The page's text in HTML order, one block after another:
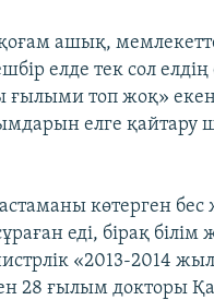
ашық,
елде тек сол елдің
топ жоқ»
елге қайтару
көтерген бес
еді, бірақ
«2013-2014
28 ғылым докторы